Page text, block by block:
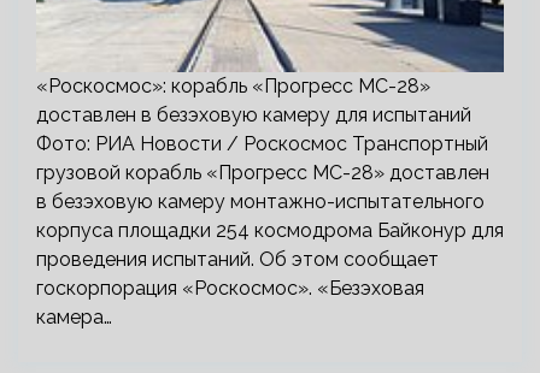
«Роскосмос»: корабль «Прогресс МС-28»
доставлен в безэховую камеру для испытаний
Фото: РИА Новости / Роскосмос Транспортный
грузовой корабль «Прогресс МС-28» доставлен
в безэховую камеру монтажно-испытательного
корпуса площадки 254 космодрома Байконур для
проведения испытаний. Об этом сообщает
госкорпорация «Роскосмос». «Безэховая
камера…